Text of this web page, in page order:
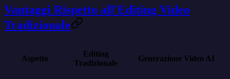
Vantaggi Rispetto all'Editing Video
Tradizionale
Aspetto
Editing
Tradizionale
Generazione Video AI